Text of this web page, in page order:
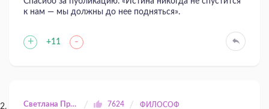
к нам — мы должны до нее подняться».
+ +11 -
Светлана Прилуцкая 7624 ФИЛОСОФ